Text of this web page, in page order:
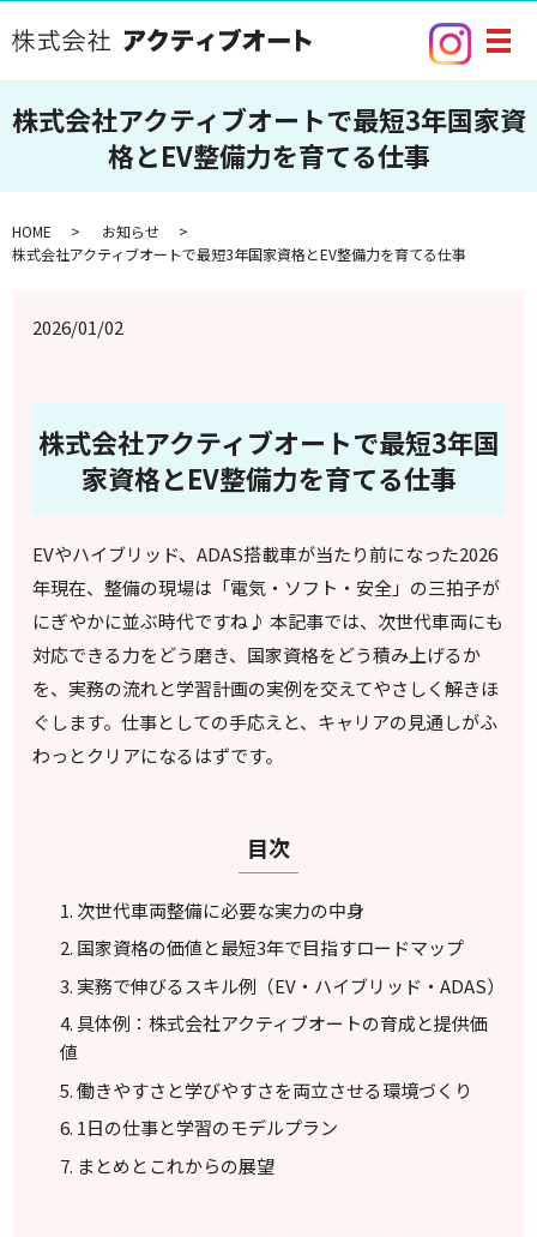
メ
株式会社アクティブオートで最短3年国家資
格とEV整備力を育てる仕事
HOME
お知らせ
株式会社アクティブオートで最短3年国家資格とEV整備力を育てる仕事
2026/01/02
株式会社アクティブオートで最短3年国
家資格とEV整備力を育てる仕事
EVやハイブリッド、ADAS搭載車が当たり前になった2026
年現在、整備の現場は「電気・ソフト・安全」の三拍子が
にぎやかに並ぶ時代ですね♪ 本記事では、次世代車両にも
対応できる力をどう磨き、国家資格をどう積み上げるか
を、実務の流れと学習計画の実例を交えてやさしく解きほ
ぐします。仕事としての手応えと、キャリアの見通しがふ
わっとクリアになるはずです。
目次
次世代車両整備に必要な実力の中身
国家資格の価値と最短3年で目指すロードマップ
実務で伸びるスキル例（EV・ハイブリッド・ADAS）
具体例：株式会社アクティブオートの育成と提供価
値
働きやすさと学びやすさを両立させる環境づくり
1日の仕事と学習のモデルプラン
まとめとこれからの展望